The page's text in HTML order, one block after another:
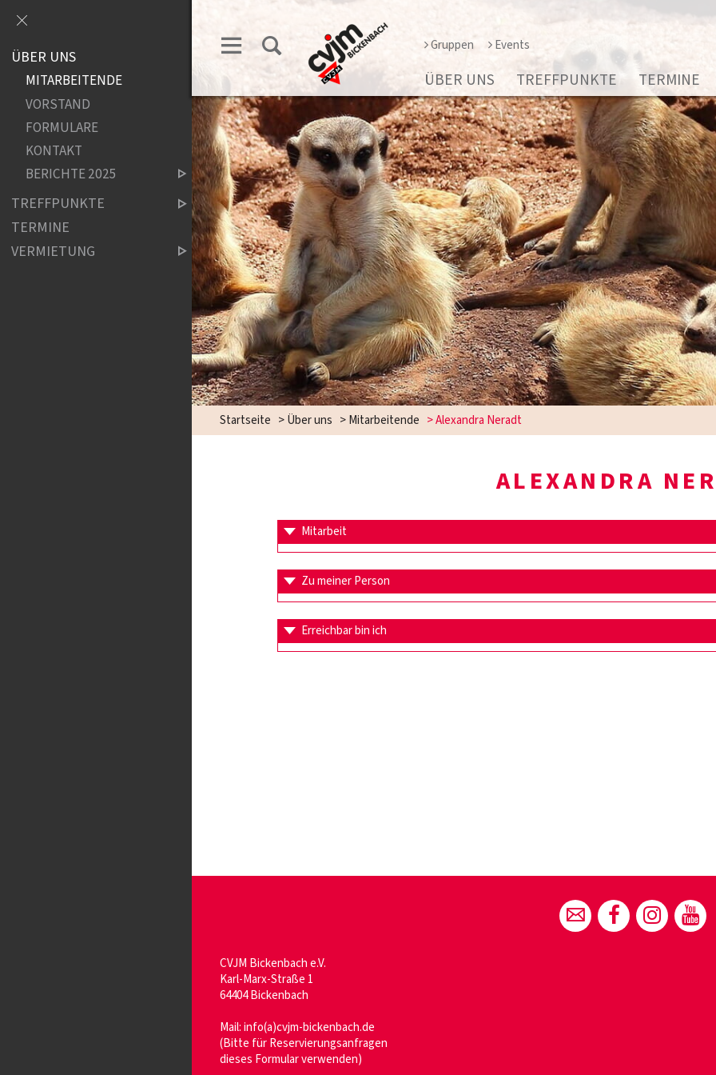
Gruppen Events
ÜBER UNS TREFFPUNKTE TERMINE
Startseite >Über uns >Mitarbeitende >Alexandra Neradt
ALEXANDRA
Mitarbeit
Zu meiner Person
Erreichbar bin ich
CVJM Bickenbach e.V.
Karl-Marx-Straße 1
64404 Bickenbach
Mail:info(a)cvjm-bickenbach.de
(Bitte für Reservierungsanfragen
dieses Formular verwenden)
ÜBER UNS
MITARBEITENDE
VORSTAND
FORMULARE
KONTAKT
BERICHTE 2025
TREFFPUNKTE
TERMINE
VERMIETUNG